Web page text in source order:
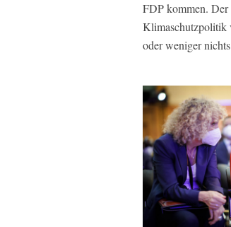
FDP kommen. Der
Klimaschutzpolitik
oder weniger